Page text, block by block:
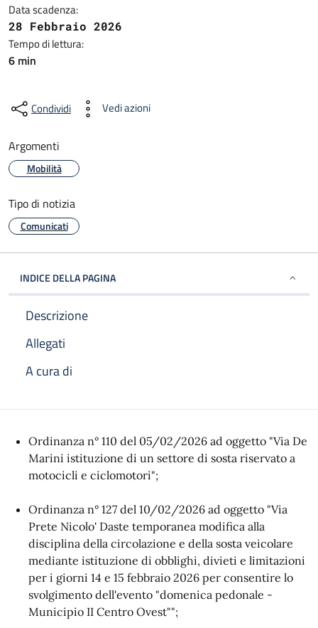
Data scadenza:
28 Febbraio 2026
Tempo di lettura:
6 min
Condividi Vedi azioni
Argomenti
Mobilità
Tipo di notizia
Comunicati
INDICE DELLA PAGINA
Descrizione
Allegati
A cura di
Descrizione
Ordinanza n° 110 del 05/02/2026 ad oggetto "Via De
Marini istituzione di un settore di sosta riservato a
motocicli e ciclomotori";
Ordinanza n° 127 del 10/02/2026 ad oggetto "Via
Prete Nicolo' Daste temporanea modifica alla
disciplina della circolazione e della sosta veicolare
mediante istituzione di obblighi, divieti e limitazioni
per i giorni 14 e 15 febbraio 2026 per consentire lo
svolgimento dell'evento "domenica pedonale -
Municipio II Centro Ovest"";